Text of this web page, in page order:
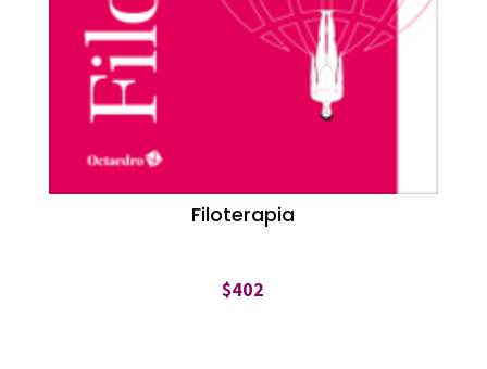
Filoterapia
$402